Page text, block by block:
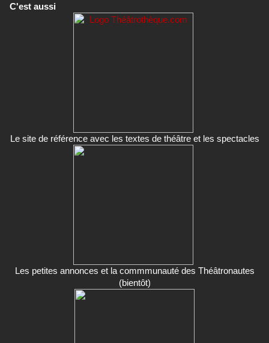
C'est aussi
Le site de référence avec les textes de théâtre et les spectacles
Les petites annonces et la commmunauté des Théâtronautes
(bientôt)